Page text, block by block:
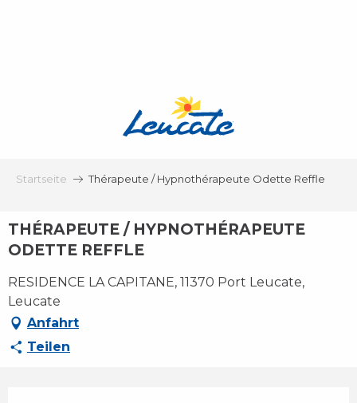
Startseite Thérapeute / Hypnothérapeute Odette Reffle
THÉRAPEUTE / HYPNOTHÉRAPEUTE
ODETTE REFFLE
RESIDENCE LA CAPITANE, 11370 Port Leucate,
Leucate
Anfahrt
Teilen